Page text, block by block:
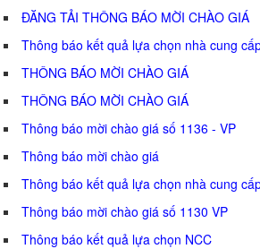
ĐĂNG TẢI THÔNG BÁO MỜI CHÀO GIÁ
Thông báo kết quả lựa chọn nhà cung
THÔNG BÁO MỜI CHÀO GIÁ
THÔNG BÁO MỜI CHÀO GIÁ
Thông báo mời chào giá số 1136 - VP
Thông báo mời chào giá
Thông báo kết quả lựa chọn nhà cung
Thông báo mời chào giá số 1130 VP
Thông báo kết quả lựa chọn NCC